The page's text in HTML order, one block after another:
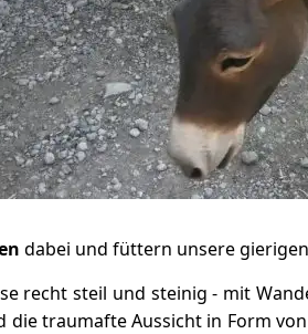
dabei und füttern unsere
recht steil und steinig - mit
traumafte Aussicht in Form